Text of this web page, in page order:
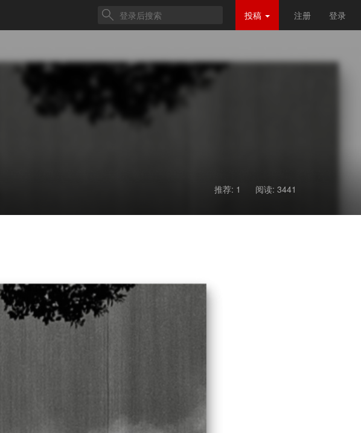
投稿 注册 登录
推荐: 1 阅读: 3441